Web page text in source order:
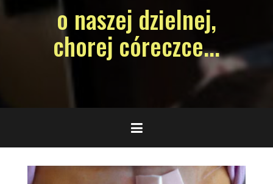
o naszej dzielnej,
chorej córeczce...